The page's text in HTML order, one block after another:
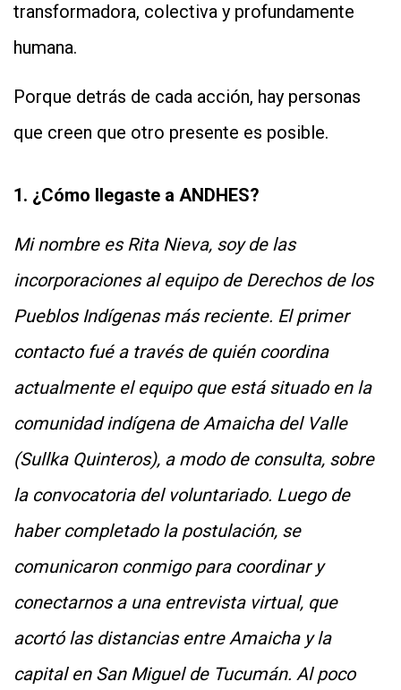
transformadora, colectiva y profundamente
humana.
Porque detrás de cada acción, hay personas
que creen que otro presente es posible.
1. ¿Cómo llegaste a ANDHES?
Mi nombre es Rita Nieva, soy de las
incorporaciones al equipo de Derechos de los
Pueblos Indígenas más reciente. El primer
contacto fué a través de quién coordina
actualmente el equipo que está situado en la
comunidad indígena de Amaicha del Valle
(Sullka Quinteros), a modo de consulta, sobre
la convocatoria del voluntariado. Luego de
haber completado la postulación, se
comunicaron conmigo para coordinar y
conectarnos a una entrevista virtual, que
acortó las distancias entre Amaicha y la
capital en San Miguel de Tucumán. Al poco